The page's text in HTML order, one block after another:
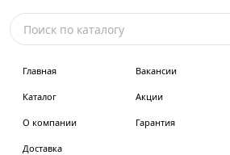
Главная
Каталог
О компании
Доставка
Вакансии
Акции
Гарантия